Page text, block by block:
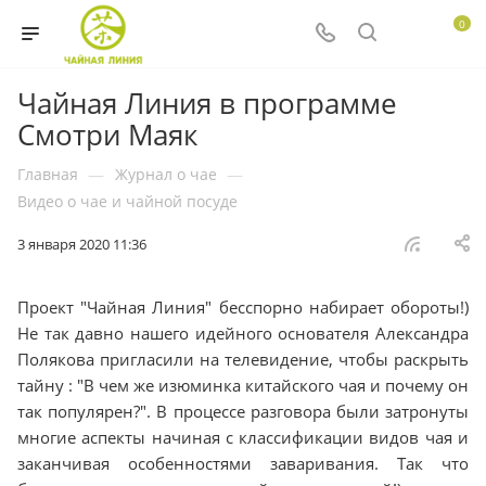
0
Чайная Линия в программе
Смотри Маяк
Главная — Журнал о чае —
Видео о чае и чайной посуде
3 января 2020 11:36
Проект "Чайная Линия" бесспорно набирает обороты!)
Не так давно нашего идейного основателя Александра
Полякова пригласили на телевидение, чтобы раскрыть
тайну : "В чем же изюминка китайского чая и почему он
так популярен?". В процессе разговора были затронуты
многие аспекты начиная с классификации видов чая и
заканчивая особенностями заваривания. Так что